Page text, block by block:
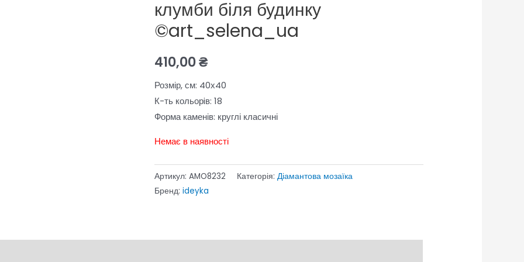
клумби біля будинку
©art_selena_ua
410,00₴
Розмір, см: 40х40
К-ть кольорiв: 18
Форма каменів: круглі класичні
Немає в наявності
Артикул: AMO8232 Категорія: Діамантова мозаїка
Бренд: ideyka